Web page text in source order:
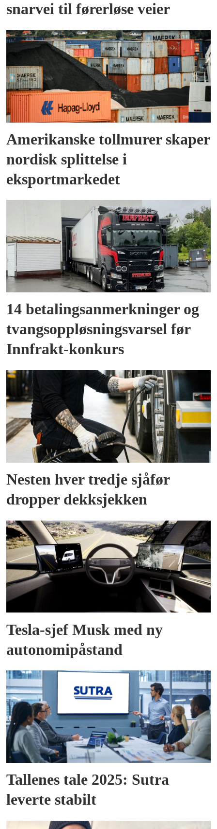
snarvei til førerløse veier
Amerikanske tollmurer skaper
nordisk splittelse i
eksportmarkedet
14 betalingsanmerkninger og
tvangsoppløsningsvarsel før
Innfrakt-konkurs
Nesten hver tredje sjåfør
dropper dekksjekken
Tesla-sjef Musk med ny
autonomipåstand
Tallenes tale 2025: Sutra
leverte stabilt